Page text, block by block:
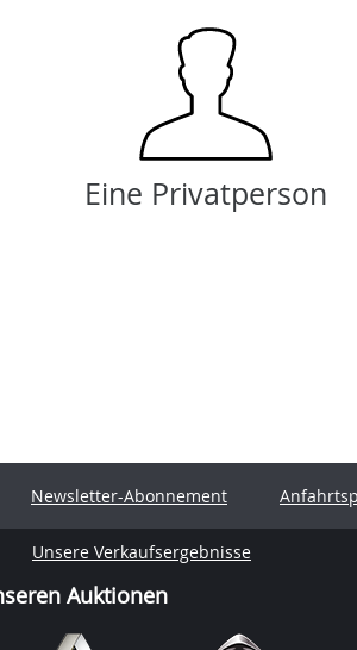
Eine Privatperson
Newsletter-Abonnement
Unsere Verkaufsergebnisse
Auktionen